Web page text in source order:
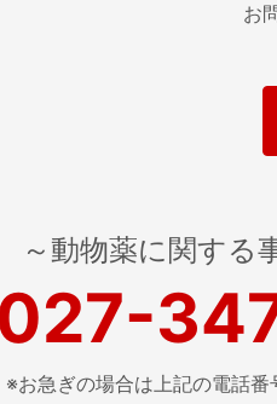
お
～動物薬に関する
※お急ぎの場合は上記の電話番